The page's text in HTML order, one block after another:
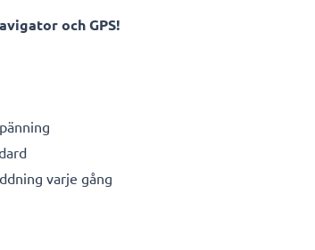
och GPS!
varje gång